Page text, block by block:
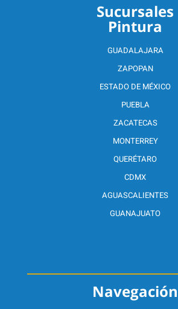
Navegación
Sucursales
Pintura
GUADALAJARA
ZAPOPAN
ESTADO DE MÉXICO
PUEBLA
ZACATECAS
MONTERREY
QUERÉTARO
CDMX
AGUASCALIENTES
GUANAJUATO